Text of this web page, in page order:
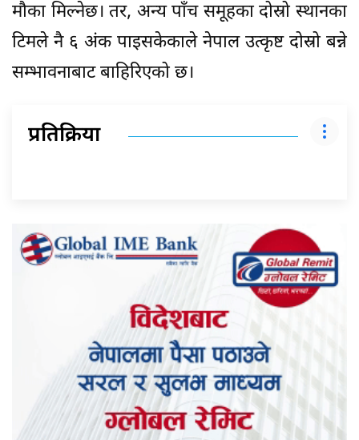
मौका मिल्नेछ। तर, अन्य पाँच समूहका दोस्रो स्थानका
टिमले नै ६ अंक पाइसकेकाले नेपाल उत्कृष्ट दोस्रो बन्ने
सम्भावनाबाट बाहिरिएको छ।
प्रतिक्रिया